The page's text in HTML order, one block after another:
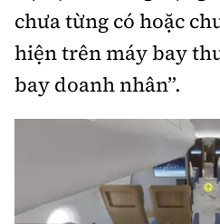
Thông tin tòa
chưa từng có hoặc
hiện trên máy bay
bay doanh nhân”.